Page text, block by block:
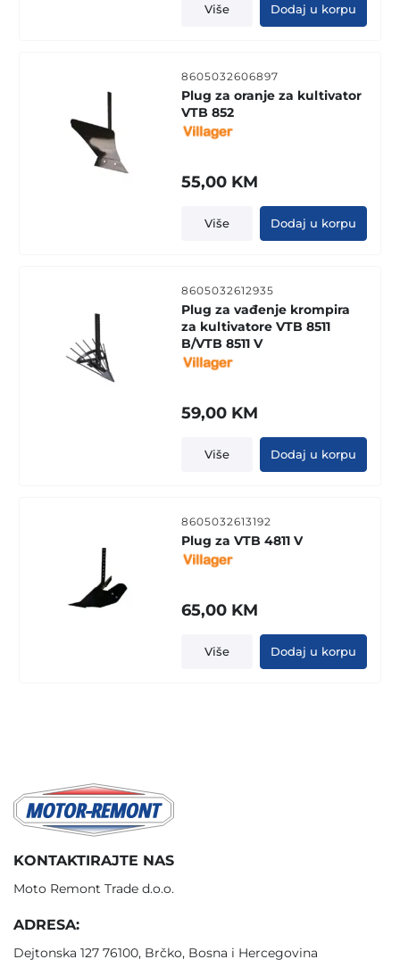
Više Dodaj u korpu
8605032606897
Plug za oranje za kultivator
VTB 852
55,00 KM
Više Dodaj u korpu
8605032612935
Plug za vađenje krompira
za kultivatore VTB 8511
B/VTB 8511 V
59,00 KM
Više Dodaj u korpu
8605032613192
Plug za VTB 4811 V
65,00 KM
Više Dodaj u korpu
KONTAKTIRAJTE NAS
Moto Remont Trade d.o.o.
ADRESA:
Dejtonska 127 76100, Brčko, Bosna i Hercegovina